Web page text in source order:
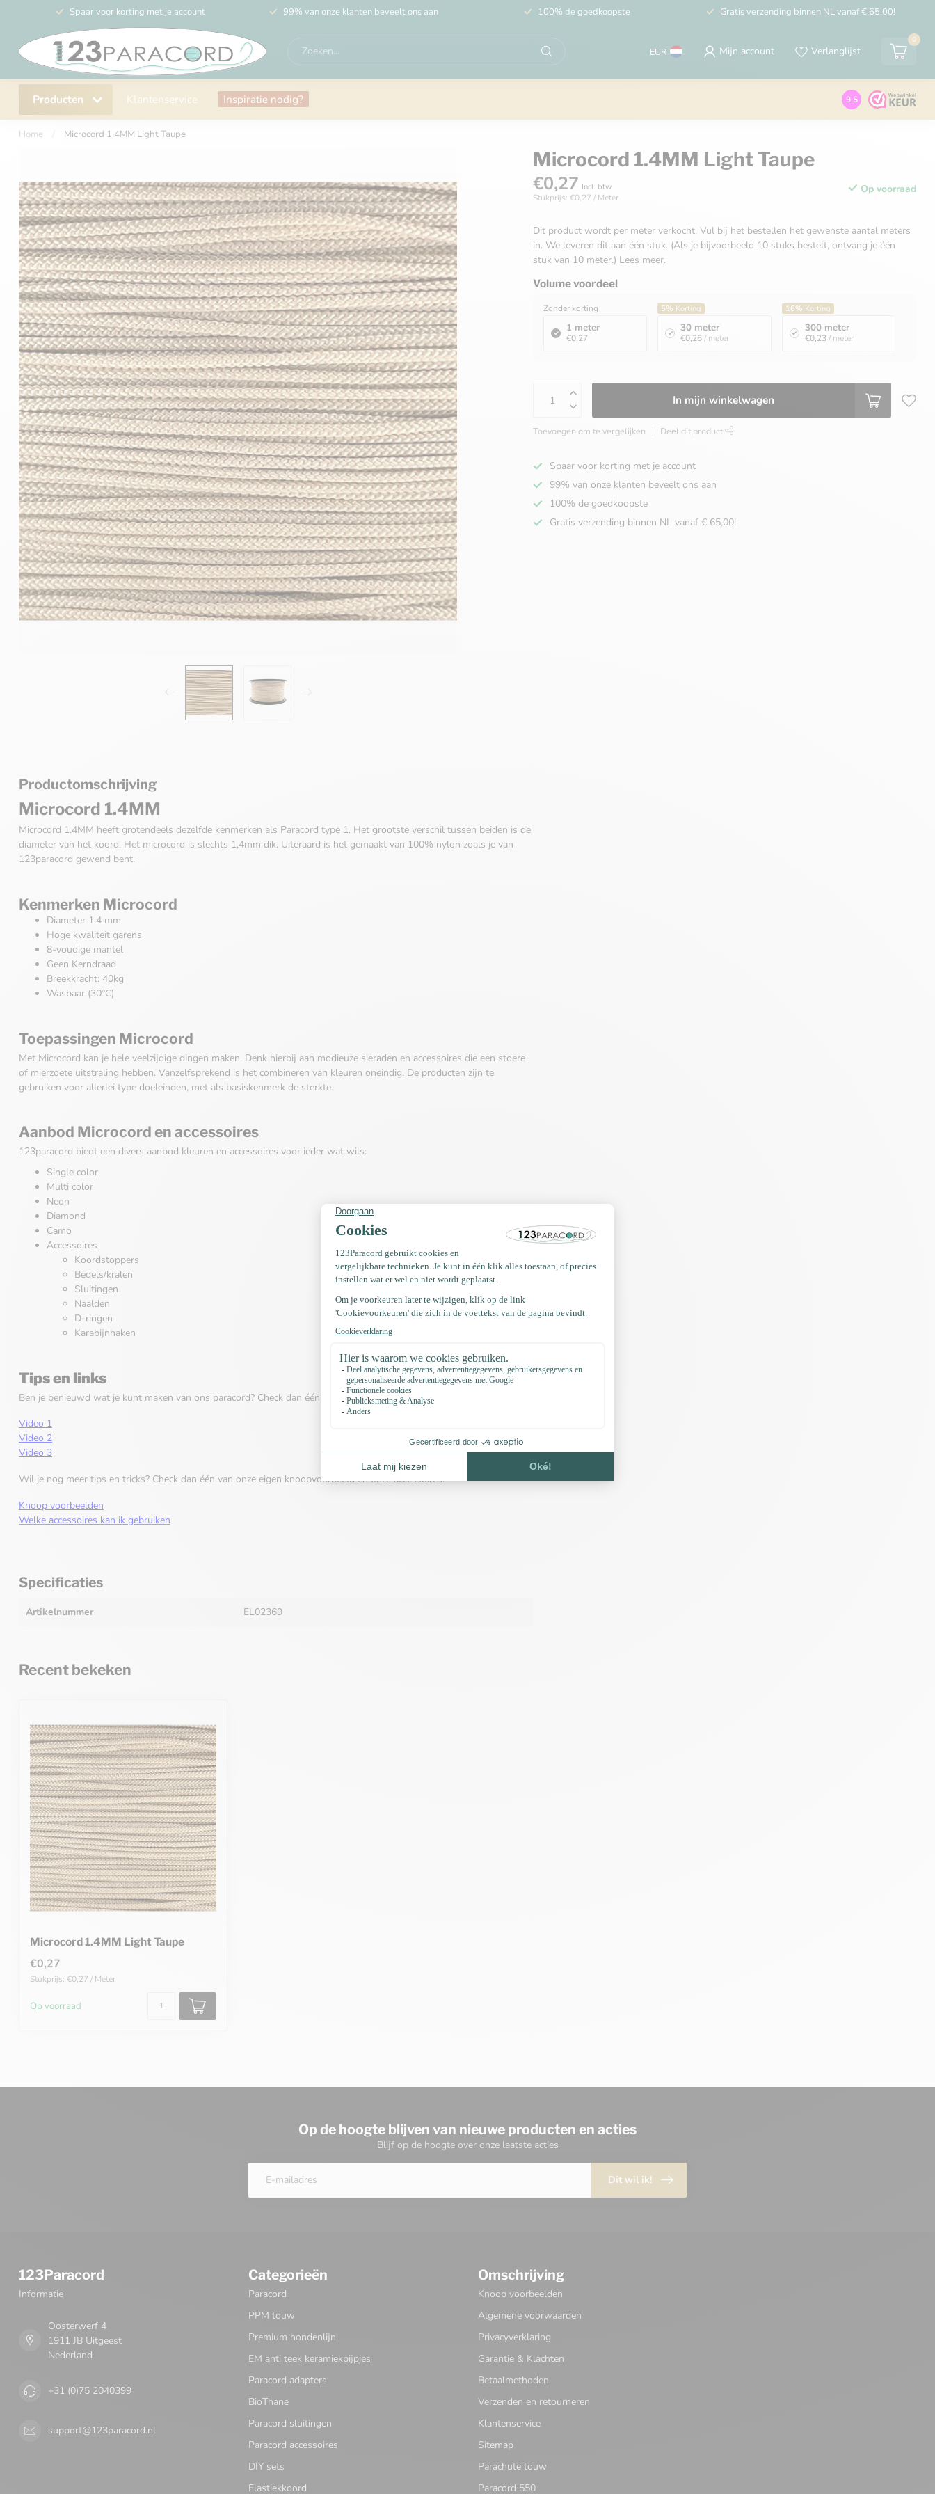
Spaar voor korting met je account 99% van onze klanten beveelt ons aan 100% de goedkoopste Gratis verzending binnen NL vanaf € 65,00!
EUR Mijn account Verlanglijst
0
Producten Klantenservice Inspiratie nodig? 9.5
Home Microcord 1.4MM Light Taupe
Microcord 1.4MM Light Taupe
€0,27 Incl. btw
Stukprijs: €0,27 / Meter
Op voorraad
Dit product wordt per meter verkocht. Vul bij het bestellen het gewenste aantal meters
in. We leveren dit aan één stuk. (Als je bijvoorbeeld 10 stuks bestelt, ontvang je één
stuk van 10 meter.) Lees meer.
Volume voordeel
Zonder korting
1 meter
€0,27
5% Korting
30 meter
€0,26 / meter
16% Korting
300 meter
€0,23 / meter
In mijn winkelwagen
Toevoegen om te vergelijken Deel dit product
Spaar voor korting met je account
99% van onze klanten beveelt ons aan
100% de goedkoopste
Gratis verzending binnen NL vanaf € 65,00!
Productomschrijving
Microcord 1.4MM
Microcord 1.4MM heeft grotendeels dezelfde kenmerken als Paracord type 1. Het grootste verschil tussen beiden is de
diameter van het koord. Het microcord is slechts 1,4mm dik. Uiteraard is het gemaakt van 100% nylon zoals je van
123paracord gewend bent.
Kenmerken Microcord
Diameter 1.4 mm
Hoge kwaliteit garens
8-voudige mantel
Geen Kerndraad
Breekkracht: 40kg
Wasbaar (30°C)
Toepassingen Microcord
Met Microcord kan je hele veelzijdige dingen maken. Denk hierbij aan modieuze sieraden en accessoires die een stoere
of mierzoete uitstraling hebben. Vanzelfsprekend is het combineren van kleuren oneindig. De producten zijn te
gebruiken voor allerlei type doeleinden, met als basiskenmerk de sterkte.
Aanbod Microcord en accessoires
123paracord biedt een divers aanbod kleuren en accessoires voor ieder wat wils:
Single color
Multi color
Neon
Diamond
Camo
Accessoires
Koordstoppers
Bedels/kralen
Sluitingen
Naalden
D-ringen
Karabijnhaken
Tips en links
Ben je benieuwd wat je kunt maken van ons paracord? Check dan één van onderstaande video™s:
Video 1
Video 2
Video 3
Wil je nog meer tips en tricks? Check dan één van onze eigen knoopvoorbeeld en onze accessoires:
Knoop voorbeelden
Welke accessoires kan ik gebruiken
Specificaties
Artikelnummer EL02369
Recent bekeken
Microcord 1.4MM Light Taupe
€0,27
Stukprijs: €0,27 / Meter
Op voorraad
Op de hoogte blijven van nieuwe producten en acties
Blijf op de hoogte over onze laatste acties
Dit wil ik!
123Paracord
Informatie
Oosterwerf 4
1911 JB Uitgeest
Nederland
+31 (0)75 2040399
support@123paracord.nl
Categorieën
Paracord
PPM touw
Premium hondenlijn
EM anti teek keramiekpijpjes
Paracord adapters
BioThane
Paracord sluitingen
Paracord accessoires
DIY sets
Elastiekkoord
Omschrijving
Knoop voorbeelden
Algemene voorwaarden
Privacyverklaring
Garantie & Klachten
Betaalmethoden
Verzenden en retourneren
Klantenservice
Sitemap
Parachute touw
Paracord 550